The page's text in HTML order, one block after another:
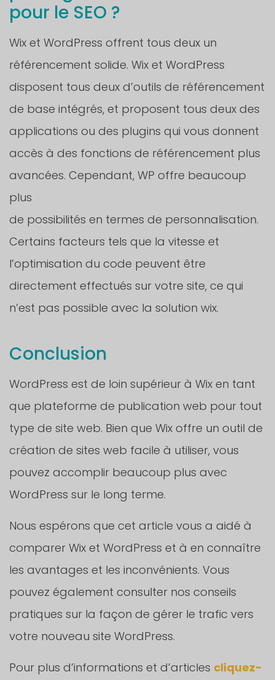
pour le SEO ?
Wix et WordPress offrent tous deux un
référencement solide. Wix et WordPress
disposent tous deux d’outils de référencement
de base intégrés, et proposent tous deux des
applications ou des plugins qui vous donnent
accès à des fonctions de référencement plus
avancées. Cependant, WP offre beaucoup
plus
de possibilités en termes de personnalisation.
Certains facteurs tels que la vitesse et
l’optimisation du code peuvent être
directement effectués sur votre site, ce qui
n’est pas possible avec la solution wix.
Conclusion
WordPress est de loin supérieur à Wix en tant
que plateforme de publication web pour tout
type de site web. Bien que Wix offre un outil de
création de sites web facile à utiliser, vous
pouvez accomplir beaucoup plus avec
WordPress sur le long terme.
Nous espérons que cet article vous a aidé à
comparer Wix et WordPress et à en connaître
les avantages et les inconvénients. Vous
pouvez également consulter nos conseils
pratiques sur la façon de gérer le trafic vers
votre nouveau site WordPress.
Pour plus d’informations et d’articles cliquez-